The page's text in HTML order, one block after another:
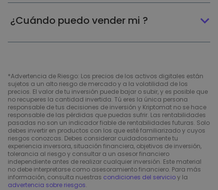
¿Cuándo puedo vender mi ?
*Advertencia de Riesgo: Los precios de los activos digitales están
sujetos a un alto riesgo de mercado y a la volatilidad de los
precios. El valor de tu inversión puede bajar o subir, y es posible que
no recuperes la cantidad invertida. Tú eres la única persona
responsable de tus decisiones de inversión y Kriptomat no se hace
responsable de las pérdidas que puedas sufrir. Las rentabilidades
pasadas no son un indicador fiable de rentabilidades futuras. Solo
debes invertir en productos con los que esté familiarizado y cuyos
riesgos conozcas. Debes considerar cuidadosamente tu
experiencia inversora, situación financiera, objetivos de inversión,
tolerancia al riesgo y consultar a un asesor financiero
independiente antes de realizar cualquier inversión. Este material
no debe interpretarse como asesoramiento financiero. Para más
información, consulta nuestras condiciones del servicioy la
advertencia sobre riesgos.